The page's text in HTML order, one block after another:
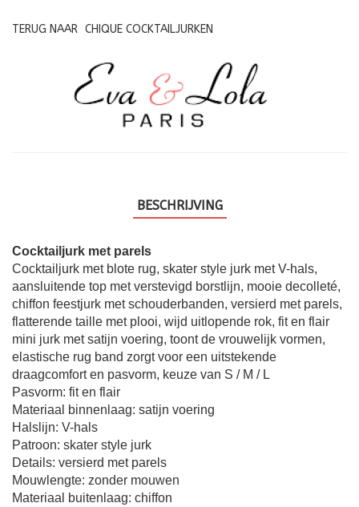
TERUG NAAR CHIQUE COCKTAILJURKEN
BESCHRIJVING
Cocktailjurk met parels
Cocktailjurk met blote rug, skater style jurk met V-hals,
aansluitende top met verstevigd borstlijn, mooie decolleté,
chiffon feestjurk met schouderbanden, versierd met parels,
flatterende taille met plooi, wijd uitlopende rok, fit en flair
mini jurk met satijn voering, toont de vrouwelijk vormen,
elastische rug band zorgt voor een uitstekende
draagcomfort en pasvorm, keuze van S / M / L
Pasvorm: fit en flair
Materiaal binnenlaag: satijn voering
Halslijn: V-hals
Patroon: skater style jurk
Details: versierd met parels
Mouwlengte: zonder mouwen
Materiaal buitenlaag: chiffon